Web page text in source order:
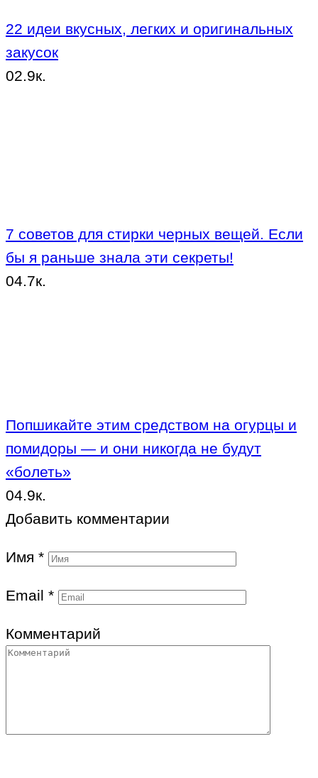
22 идеи вкусных, легких и оригинальных
закусок
02.9к.
7 советов для стирки черных вещей. Если
бы я раньше знала эти секреты!
04.7к.
Попшикайте этим средством на огурцы и
помидоры — и они никогда не будут
«болеть»
04.9к.
Добавить комментарии
Имя *
Email *
Комментарий